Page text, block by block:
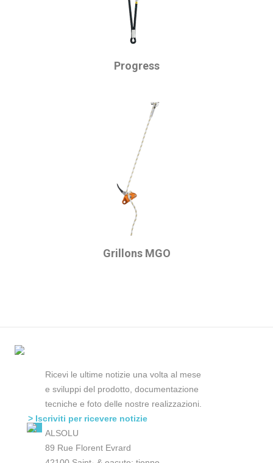
Progress
Grillons MGO
Ricevi le ultime notizie una volta al mese
e sviluppi del prodotto, documentazione
tecniche e foto delle nostre realizzazioni.
> Iscriviti per ricevere notizie
ALSOLU
89 Rue Florent Evrard